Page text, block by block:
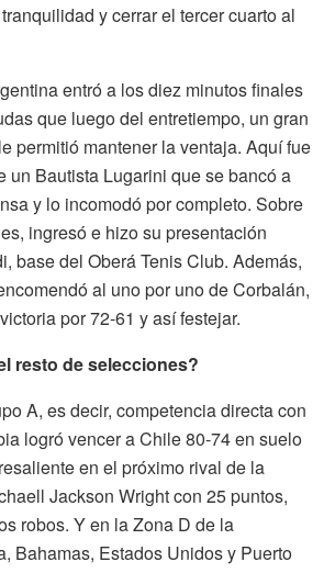
y cerrar el tercer cuarto al
entró a los diez minutos finales
que luego del entretiempo, un gran
permitió mantener la ventaja. Aquí fue
un Bautista Lugarini que se bancó a
y lo incomodó por completo. Sobre
ingresó e hizo su presentación
base del Oberá Tenis Club. Además,
al uno por uno de Corbalán,
por 72-61 y así festejar.
resto de selecciones?
A, es decir, competencia directa con
logró vencer a Chile 80-74 en suelo
en el próximo rival de la
Jackson Wright con 25 puntos,
robos. Y en la Zona D de la
Bahamas, Estados Unidos y Puerto